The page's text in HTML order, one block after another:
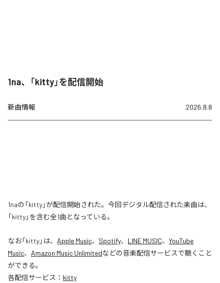
1na、「kitty」を配信開始
新曲情報 2026.8.8
1naの「kitty」が配信開始された。今回デジタル配信された楽曲は、
「kitty」を含む全1曲となっている。
なお「kitty」は、 Apple Music、 Spotify、 LINE MUSIC、 YouTube
Music、 Amazon Music Unlimitedなどの音楽配信サービスで聴くこと
ができる。
各配信サービス： kitty